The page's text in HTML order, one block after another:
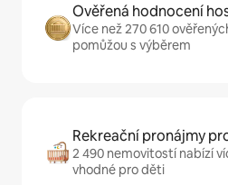
Ověřená hodnocení
Více než 270 610
pomůžou s výběrem
Rekreační pronájmy
2 490 nemovitostí nabízí
vhodné pro děti